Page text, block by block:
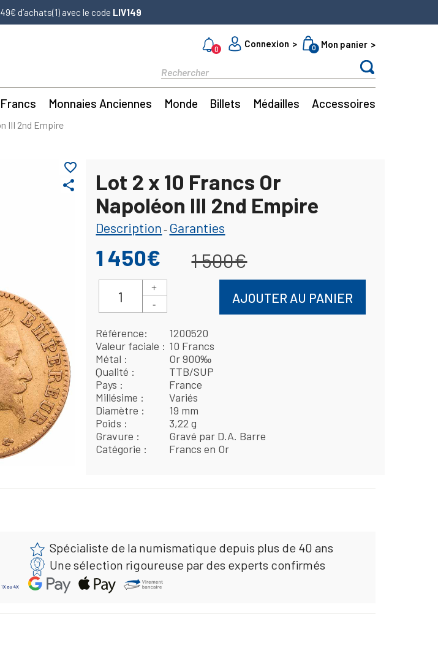
d’achats(1) avec le code LIV149
0
Connexion 0 Mon panier
Francs Monnaies Anciennes Monde Billets Médailles Accessoires
III 2nd Empire
share
favorite_border
Lot 2 x 10 Francs Or
Napoléon III 2nd Empire
Description - Garanties
1 450€ 1 500€
AJOUTER AU PANIER
Référence
1200520
Valeur faciale
10 Francs
Métal
Or 900‰
Qualité
TTB/SUP
Pays
France
Millésime
Variés
Diamètre
19 mm
Poids
3,22 g
Gravure
Gravé par D.A. Barre
Catégorie
Francs en Or
Spécialiste de la numismatique depuis plus de 40 ans
Une sélection rigoureuse par des experts confirmés